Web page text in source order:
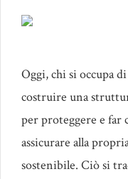
Oggi, chi si occupa
costruire una
per proteggere e far
assicurare alla
sostenibile. Ciò si